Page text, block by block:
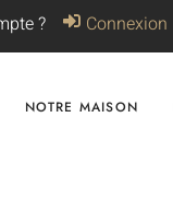
? Connexion
NOTRE MAISON